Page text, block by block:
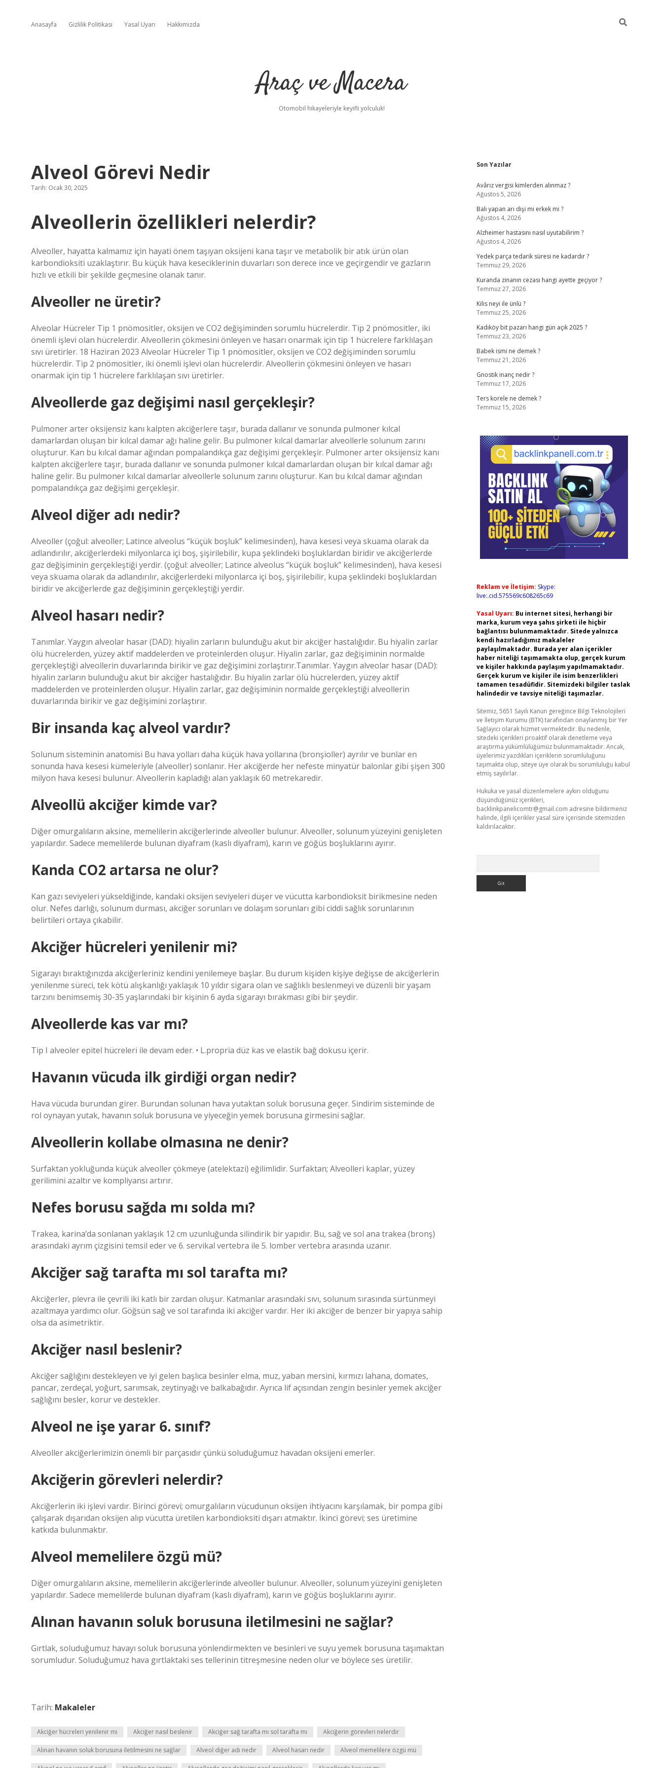
Anasayfa Gizlilik Politikası Yasal Uyarı Hakkımızda
Araç ve Macera
Otomobil hikayeleriyle keyifli yolculuk!
Alveol Görevi Nedir
Tarih: Ocak 30, 2025
Alveollerin özellikleri nelerdir?
Alveoller, hayatta kalmamız için hayati önem taşıyan oksijeni kana taşır ve metabolik bir atık ürün olan
karbondioksiti uzaklaştırır. Bu küçük hava keseciklerinin duvarları son derece ince ve geçirgendir ve gazların
hızlı ve etkili bir şekilde geçmesine olanak tanır.
Alveoller ne üretir?
Alveolar Hücreler Tip 1 pnömositler, oksijen ve CO2 değişiminden sorumlu hücrelerdir. Tip 2 pnömositler, iki
önemli işlevi olan hücrelerdir. Alveollerin çökmesini önleyen ve hasarı onarmak için tip 1 hücrelere farklılaşan
sıvı üretirler. 18 Haziran 2023 Alveolar Hücreler Tip 1 pnömositler, oksijen ve CO2 değişiminden sorumlu
hücrelerdir. Tip 2 pnömositler, iki önemli işlevi olan hücrelerdir. Alveollerin çökmesini önleyen ve hasarı
onarmak için tip 1 hücrelere farklılaşan sıvı üretirler.
Alveollerde gaz değişimi nasıl gerçekleşir?
Pulmoner arter oksijensiz kanı kalpten akciğerlere taşır, burada dallanır ve sonunda pulmoner kılcal
damarlardan oluşan bir kılcal damar ağı haline gelir. Bu pulmoner kılcal damarlar alveollerle solunum zarını
oluşturur. Kan bu kılcal damar ağından pompalandıkça gaz değişimi gerçekleşir. Pulmoner arter oksijensiz kanı
kalpten akciğerlere taşır, burada dallanır ve sonunda pulmoner kılcal damarlardan oluşan bir kılcal damar ağı
haline gelir. Bu pulmoner kılcal damarlar alveollerle solunum zarını oluşturur. Kan bu kılcal damar ağından
pompalandıkça gaz değişimi gerçekleşir.
Alveol diğer adı nedir?
Alveoller (çoğul: alveoller; Latince alveolus “küçük boşluk” kelimesinden), hava kesesi veya skuama olarak da
adlandırılır, akciğerlerdeki milyonlarca içi boş, şişirilebilir, kupa şeklindeki boşluklardan biridir ve akciğerlerde
gaz değişiminin gerçekleştiği yerdir. (çoğul: alveoller; Latince alveolus “küçük boşluk” kelimesinden), hava kesesi
veya skuama olarak da adlandırılır, akciğerlerdeki milyonlarca içi boş, şişirilebilir, kupa şeklindeki boşluklardan
biridir ve akciğerlerde gaz değişiminin gerçekleştiği yerdir.
Alveol hasarı nedir?
Tanımlar. Yaygın alveolar hasar (DAD): hiyalin zarların bulunduğu akut bir akciğer hastalığıdır. Bu hiyalin zarlar
ölü hücrelerden, yüzey aktif maddelerden ve proteinlerden oluşur. Hiyalin zarlar, gaz değişiminin normalde
gerçekleştiği alveollerin duvarlarında birikir ve gaz değişimini zorlaştırır.Tanımlar. Yaygın alveolar hasar (DAD):
hiyalin zarların bulunduğu akut bir akciğer hastalığıdır. Bu hiyalin zarlar ölü hücrelerden, yüzey aktif
maddelerden ve proteinlerden oluşur. Hiyalin zarlar, gaz değişiminin normalde gerçekleştiği alveollerin
duvarlarında birikir ve gaz değişimini zorlaştırır.
Bir insanda kaç alveol vardır?
Solunum sisteminin anatomisi Bu hava yolları daha küçük hava yollarına (bronşioller) ayrılır ve bunlar en
sonunda hava kesesi kümeleriyle (alveoller) sonlanır. Her akciğerde her nefeste minyatür balonlar gibi şişen 300
milyon hava kesesi bulunur. Alveollerin kapladığı alan yaklaşık 60 metrekaredir.
Alveollü akciğer kimde var?
Diğer omurgalıların aksine, memelilerin akciğerlerinde alveoller bulunur. Alveoller, solunum yüzeyini genişleten
yapılardır. Sadece memelilerde bulunan diyafram (kaslı diyafram), karın ve göğüs boşluklarını ayırır.
Kanda CO2 artarsa ne olur?
Kan gazı seviyeleri yükseldiğinde, kandaki oksijen seviyeleri düşer ve vücutta karbondioksit birikmesine neden
olur. Nefes darlığı, solunum durması, akciğer sorunları ve dolaşım sorunları gibi ciddi sağlık sorunlarının
belirtileri ortaya çıkabilir.
Akciğer hücreleri yenilenir mi?
Sigarayı bıraktığınızda akciğerleriniz kendini yenilemeye başlar. Bu durum kişiden kişiye değişse de akciğerlerin
yenilenme süreci, tek kötü alışkanlığı yaklaşık 10 yıldır sigara olan ve sağlıklı beslenmeyi ve düzenli bir yaşam
tarzını benimsemiş 30-35 yaşlarındaki bir kişinin 6 ayda sigarayı bırakması gibi bir şeydir.
Alveollerde kas var mı?
Tip I alveoler epitel hücreleri ile devam eder. • L.propria düz kas ve elastik bağ dokusu içerir.
Havanın vücuda ilk girdiği organ nedir?
Hava vücuda burundan girer. Burundan solunan hava yutaktan soluk borusuna geçer. Sindirim sisteminde de
rol oynayan yutak, havanın soluk borusuna ve yiyeceğin yemek borusuna girmesini sağlar.
Alveollerin kollabe olmasına ne denir?
Surfaktan yokluğunda küçük alveoller çökmeye (atelektazi) eğilimlidir. Surfaktan; Alveolleri kaplar, yüzey
gerilimini azaltır ve kompliyansı artırır.
Nefes borusu sağda mı solda mı?
Trakea, karina’da sonlanan yaklaşık 12 cm uzunluğunda silindirik bir yapıdır. Bu, sağ ve sol ana trakea (bronş)
arasındaki ayrım çizgisini temsil eder ve 6. servikal vertebra ile 5. lomber vertebra arasında uzanır.
Akciğer sağ tarafta mı sol tarafta mı?
Akciğerler, plevra ile çevrili iki katlı bir zardan oluşur. Katmanlar arasındaki sıvı, solunum sırasında sürtünmeyi
azaltmaya yardımcı olur. Göğsün sağ ve sol tarafında iki akciğer vardır. Her iki akciğer de benzer bir yapıya sahip
olsa da asimetriktir.
Akciğer nasıl beslenir?
Akciğer sağlığını destekleyen ve iyi gelen başlıca besinler elma, muz, yaban mersini, kırmızı lahana, domates,
pancar, zerdeçal, yoğurt, sarımsak, zeytinyağı ve balkabağıdır. Ayrıca lif açısından zengin besinler yemek akciğer
sağlığını besler, korur ve destekler.
Alveol ne işe yarar 6. sınıf?
Alveoller akciğerlerimizin önemli bir parçasıdır çünkü soluduğumuz havadan oksijeni emerler.
Akciğerin görevleri nelerdir?
Akciğerlerin iki işlevi vardır. Birinci görevi; omurgalıların vücudunun oksijen ihtiyacını karşılamak, bir pompa gibi
çalışarak dışarıdan oksijen alıp vücutta üretilen karbondioksiti dışarı atmaktır. İkinci görevi; ses üretimine
katkıda bulunmaktır.
Alveol memelilere özgü mü?
Diğer omurgalıların aksine, memelilerin akciğerlerinde alveoller bulunur. Alveoller, solunum yüzeyini genişleten
yapılardır. Sadece memelilerde bulunan diyafram (kaslı diyafram), karın ve göğüs boşluklarını ayırır.
Alınan havanın soluk borusuna iletilmesini ne sağlar?
Gırtlak, soluduğumuz havayı soluk borusuna yönlendirmekten ve besinleri ve suyu yemek borusuna taşımaktan
sorumludur. Soluduğumuz hava gırtlaktaki ses tellerinin titreşmesine neden olur ve böylece ses üretilir.
Tarih: Makaleler
Akciğer hücreleri yenilenir mi Akciğer nasıl beslenir Akciğer sağ tarafta mı sol tarafta mı Akciğerin görevleri nelerdir
Alınan havanın soluk borusuna iletilmesini ne sağlar Alveol diğer adı nedir Alveol hasarı nedir Alveol memelilere özgü mü
Sidebar
Son Yazılar
Avârız vergisi kimlerden alınmaz ?
Ağustos 5, 2026
Balı yapan arı dişi mi erkek mi ?
Ağustos 4, 2026
Alzheimer hastasını nasıl uyutabilirim ?
Ağustos 4, 2026
Yedek parça tedarik süresi ne kadardır ?
Temmuz 29, 2026
Kuranda zinanın cezası hangi ayette geçiyor ?
Temmuz 27, 2026
Kilis neyi ile ünlü ?
Temmuz 25, 2026
Kadıköy bit pazarı hangi gün açık 2025 ?
Temmuz 23, 2026
Babek ismi ne demek ?
Temmuz 21, 2026
Gnostik inanç nedir ?
Temmuz 17, 2026
Ters korele ne demek ?
Temmuz 15, 2026
Reklam ve İletişim: Skype:
live:.cid.575569c608265c69
Yasal Uyarı: Bu internet sitesi, herhangi bir
marka, kurum veya şahıs şirketi ile hiçbir
bağlantısı bulunmamaktadır. Sitede yalnızca
kendi hazırladığımız makaleler
paylaşılmaktadır. Burada yer alan içerikler
haber niteliği taşımamakta olup, gerçek kurum
ve kişiler hakkında paylaşım yapılmamaktadır.
Gerçek kurum ve kişiler ile isim benzerlikleri
tamamen tesadüfidir. Sitemizdeki bilgiler taslak
halindedir ve tavsiye niteliği taşımazlar.
Sitemiz, 5651 Sayılı Kanun gereğince Bilgi Teknolojileri
ve İletişim Kurumu (BTK) tarafından onaylanmış bir Yer
Sağlayıcı olarak hizmet vermektedir. Bu nedenle,
sitedeki içerikleri proaktif olarak denetleme veya
araştırma yükümlülüğümüz bulunmamaktadır. Ancak,
üyelerimiz yazdıkları içeriklerin sorumluluğunu
taşımakta olup, siteye üye olarak bu sorumluluğu kabul
etmiş sayılırlar.
Hukuka ve yasal düzenlemelere aykırı olduğunu
düşündüğünüz içerikleri,
backlinkpanelicomtr@gmail.com adresine bildirmeniz
halinde, ilgili içerikler yasal süre içerisinde sitemizden
kaldırılacaktır.